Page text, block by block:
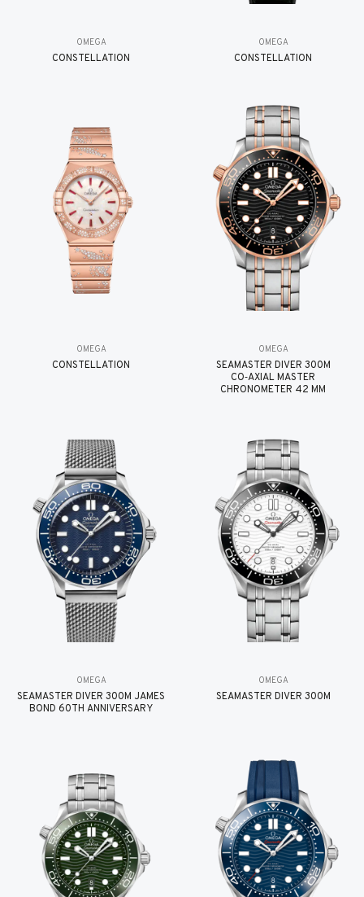
OMEGA
CONSTELLATION
OMEGA
CONSTELLATION
OMEGA
CONSTELLATION
OMEGA
SEAMASTER DIVER 300M
CO‑AXIAL MASTER
CHRONOMETER 42 MM
OMEGA
SEAMASTER DIVER 300M JAMES
BOND 60TH ANNIVERSARY
OMEGA
SEAMASTER DIVER 300M